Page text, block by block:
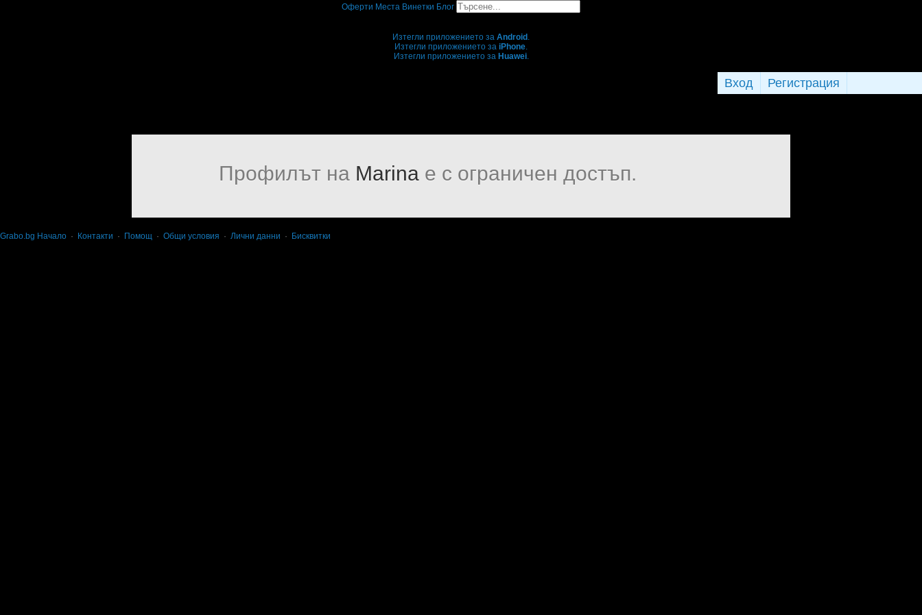
Оферти Места Винетки Блог
Изтегли приложението за Android .
Изтегли приложението за iPhone.
Изтегли приложението за Huawei.
Регистрация
Вход
Профилът на Marina е с ограничен достъп.
Grabo.bg Начало · Контакти · Помощ · Общи условия · Лични данни · Бисквитки